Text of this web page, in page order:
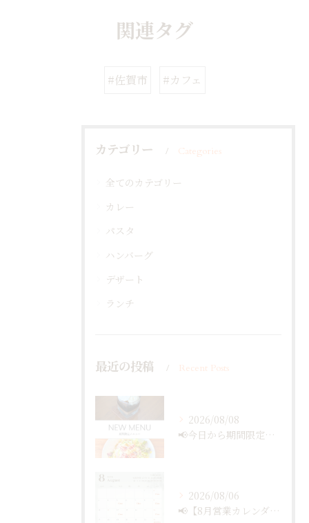
関連タグ
#佐賀市 #カフェ
カテゴリー Categories
全てのカテゴリー
カレー
パスタ
ハンバーグ
デザート
ランチ
最近の投稿 Recent Posts
2026/08/08
📢今日から期間限定メニュー✨
2026/08/06
📢【8月営業カレンダー最新版のお知らせ】📅